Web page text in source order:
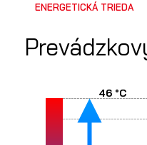
ENERGETICKÁ TRIEDA
46 °C